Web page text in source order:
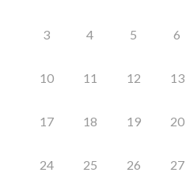
3 4 5 6
10 11 12 13
17 18 19 20
24 25 26 27